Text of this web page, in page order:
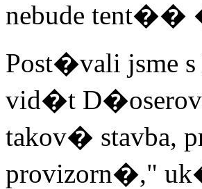
nebude
Post�vali jsme
vid�t
takov� stavba,
provizorn�,"